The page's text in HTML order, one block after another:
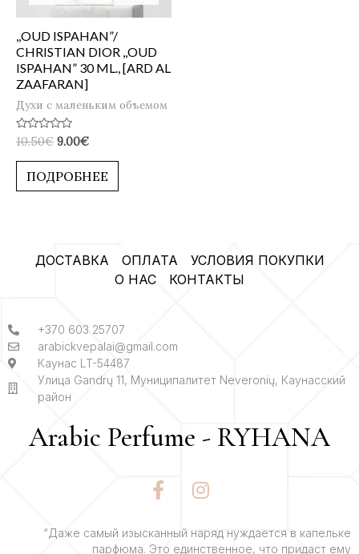
,,OUD ISPAHAN”/
CHRISTIAN DIOR ,,OUD
ISPAHAN” 30 ML., [ARD AL
ZAAFARAN]
Духи с маленьким объемом
Оценка
0
из
10.50€ 9.00€
ПОДРОБНЕЕ
ДОСТАВКА ОПЛАТА
УСЛОВИЯ ПОКУПКИ
О НАС
КОНТАКТЫ
+370 603 25707
arabickvepalai@gmail.com
Каунас LT-54487
Улица Gandrų 11, Муниципалитет Neveronių, Каунасский
район
Arabic Perfume - RYHANA
F
a
e
I
n
t
“Даже самый изысканный наряд нуждается в капельке
парфюма. Это единственное, что придаст ему